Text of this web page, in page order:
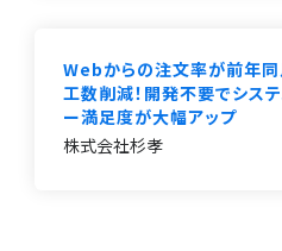
Webからの注文率が前年同
工数削減！開発不要でシス
ー満足度が大幅アップ
株式会社杉孝